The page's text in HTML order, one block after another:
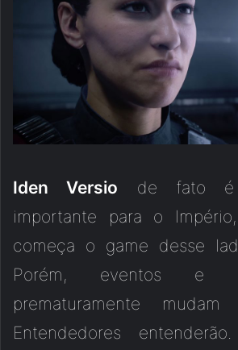
Iden Versio de fato é
importante para o
começa o game desse
Porém, eventos e
prematuramente
Entendedores